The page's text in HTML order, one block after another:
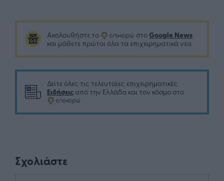
Ακολουθήστε το στο Google News
και μάθετε πρώτοι όλα τα επιχειρηματικά νέα
Δείτε όλες τις τελευταίες επιχειρηματικές
Ειδήσεις από την Ελλάδα και τον κόσμο στο
Σχολιάστε